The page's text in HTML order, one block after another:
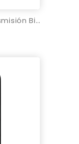
Aceite BEL-RAY para transmisión Big Twin - 6 galones - Bolsa en caja